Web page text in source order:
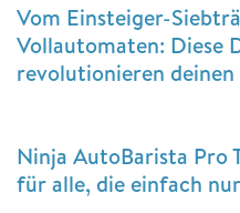
Vom Einsteiger-
Vollautomaten: Diese
revolutionieren deinen
Ninja AutoBarista Pro
für alle, die einfach